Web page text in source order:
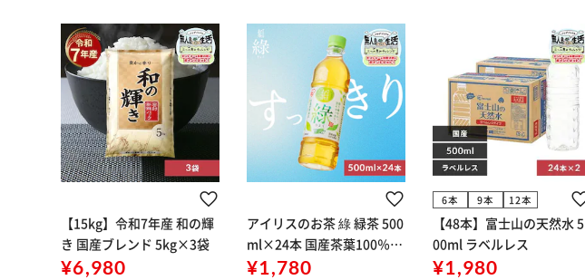
【15kg】令和7年産 和の輝
き 国産ブレンド 5kg×3袋
¥6,980
アイリスのお茶 綠 緑茶 500
ml×24本 国産茶葉100％使
用
¥1,780
6本 9本 12本
【48本】富士山の天然水 5
00ml ラベルレス
¥1,980